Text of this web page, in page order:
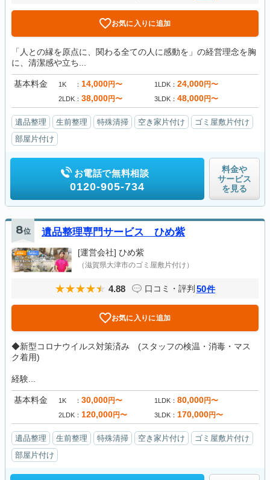
お気に入りに追加
「人との縁を原点に、関わる全ての人に感動を」の経営理念を胸
に、清潔感や立ち...
基本料金 1K 14,000円〜 1LDK 24,000円〜
2LDK 38,000円〜 3LDK 48,000円〜
遺品整理 生前整理 特殊清掃 空き家片付け
ゴミ屋敷片付け
部屋片付け
お電話で無料相談
0120-905-734
料金や
サービス
を見る
8位 遺品整理専門サービス ひめ紫
[運営会社] ひめ紫
（滋賀県大津市のゴミ屋敷片付け）
4.88 口コミ・評判 50件
お気に入りに追加
◆新型コロナウイルス対策済み (スタッフの検温・消毒・マス
ク着用)
経験...
基本料金 1K 30,000円〜 1LDK 80,000円〜
2LDK 120,000円〜 3LDK 170,000円〜
遺品整理 生前整理 特殊清掃 空き家片付け
ゴミ屋敷片付け
部屋片付け